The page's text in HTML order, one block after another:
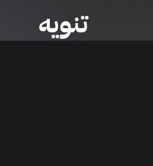
تنويه